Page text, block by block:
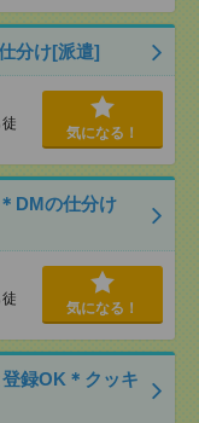
分け[派遣]
気になる！
DMの仕分け
気になる！
録OK＊クッキ